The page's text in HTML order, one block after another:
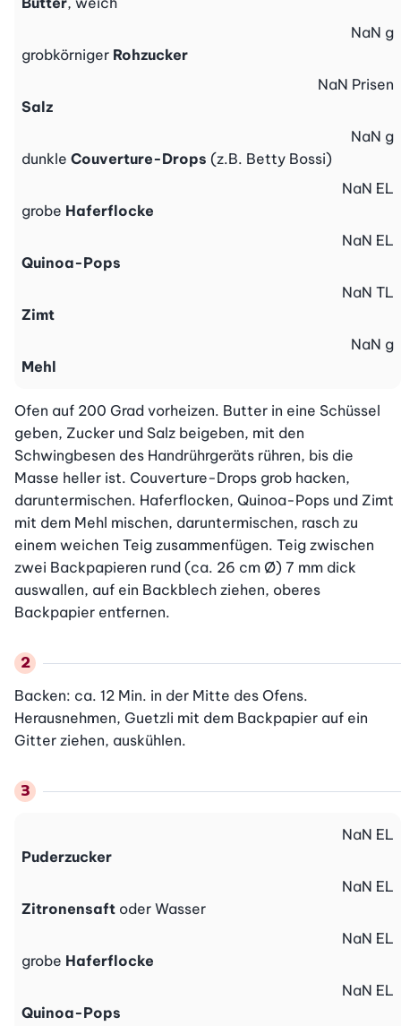
grobkörniger Rohzucker
NaN g
Salz
NaN Prisen
dunkle Couverture-Drops (z.B. Betty Bossi)
NaN g
grobe Haferflocke
NaN EL
Quinoa-Pops
NaN EL
Zimt
NaN TL
Mehl
NaN g
Ofen auf 200 Grad vorheizen. Butter in eine Schüssel
geben, Zucker und Salz beigeben, mit den
Schwingbesen des Handrührgeräts rühren, bis die
Masse heller ist. Couverture-Drops grob hacken,
daruntermischen. Haferflocken, Quinoa-Pops und Zimt
mit dem Mehl mischen, daruntermischen, rasch zu
einem weichen Teig zusammenfügen. Teig zwischen
zwei Backpapieren rund (ca. 26 cm Ø) 7 mm dick
auswallen, auf ein Backblech ziehen, oberes
Backpapier entfernen.
Backen: ca. 12 Min. in der Mitte des Ofens.
Herausnehmen, Guetzli mit dem Backpapier auf ein
Gitter ziehen, auskühlen.
Puderzucker
NaN EL
Zitronensaft oder Wasser
NaN EL
grobe Haferflocke
NaN EL
Quinoa-Pops
NaN EL